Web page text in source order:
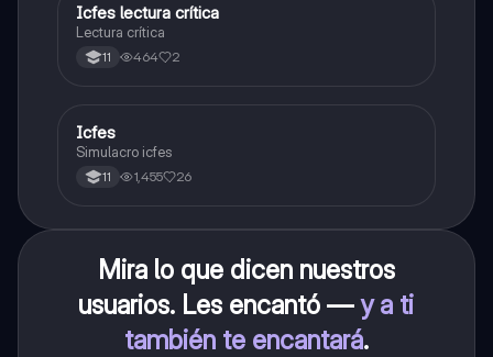
Lengua Castellana
Icfes lectura crítica
Lectura crítica
11 464 2
ICFES: Sociales y Ciudadanas
Icfes
Simulacro icfes
11 1,455 26
Mira lo que dicen nuestros
usuarios. Les encantó —y a ti
también te encantará.